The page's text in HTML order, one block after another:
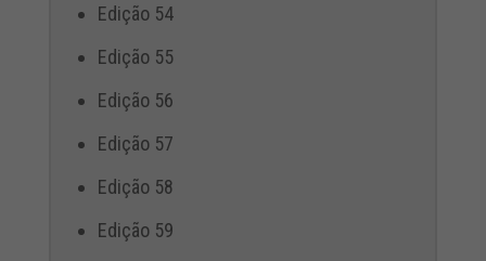
Edição 54
Edição 55
Edição 56
Edição 57
Edição 58
Edição 59